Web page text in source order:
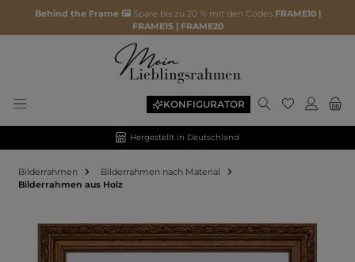
Behind the Frame 🖼️ Spare bis zu 20 % mit den Codes FRAME10 |
FRAME15 | FRAME20
KONFIGURATOR
Hergestellt in Deutschland
Bilderrahmen
Bilderrahmen nach Material
Bilderrahmen aus Holz
Bildergalerie überspringen